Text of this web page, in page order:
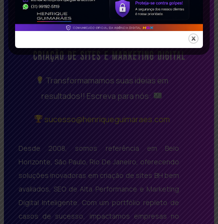
Transformamamos suas ideias em
resultados!! Escreva para nós:
sucesso@henriqueguimaraes.com
Desde 2008, somos referência em Belo
Horizonte, São Paulo, Rio De Janeiro, oferecendo
soluções inovadoras em criação de sites BH bem
avaliados, SEO de Alta Performance e Marketing
Digital Inteligente. Com um portfólio repleto de
casos de sucesso, impactamos empresas no